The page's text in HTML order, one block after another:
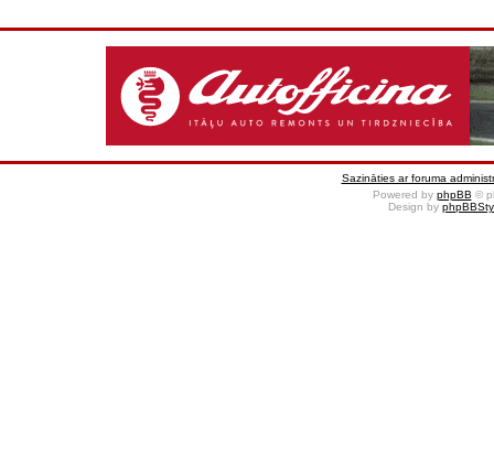
Sazināties ar foruma
Powered by phpBB ©
Design by